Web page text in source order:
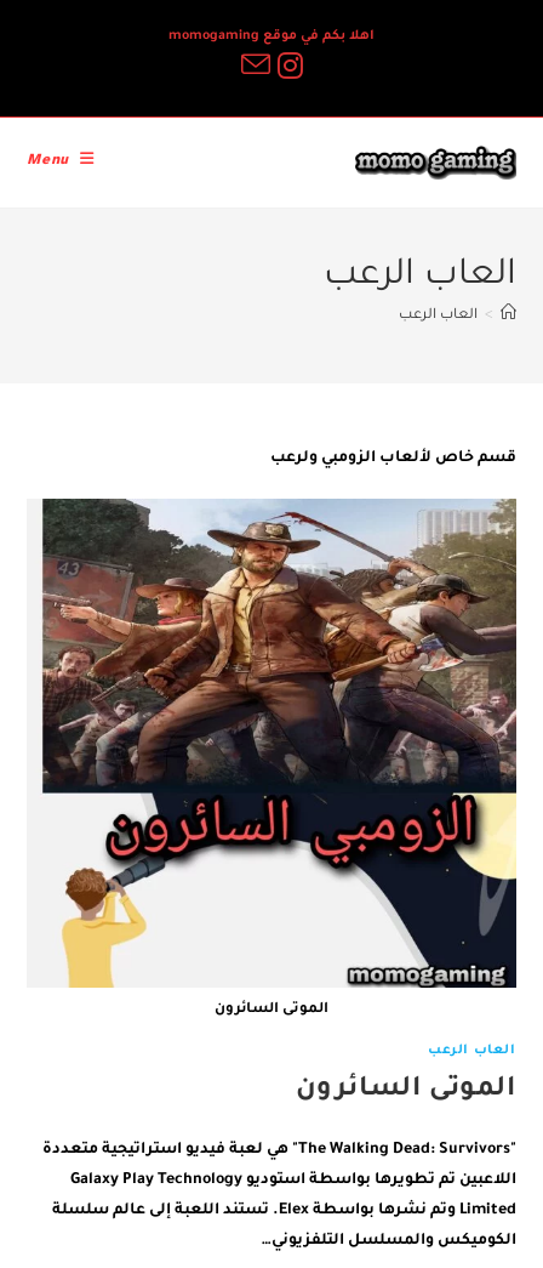
اهلا بكم في موقع momogaming
Menu
العاب الرعب
> العاب الرعب
قسم خاص لألعاب الزومبي ولرعب
الموتى السائرون
العاب الرعب
الموتى السائرون
"The Walking Dead: Survivors" هي لعبة فيديو استراتيجية متعددة
اللاعبين تم تطويرها بواسطة استوديو Galaxy Play Technology
Limited وتم نشرها بواسطة Elex. تستند اللعبة إلى عالم سلسلة
الكوميكس والمسلسل التلفزيوني…